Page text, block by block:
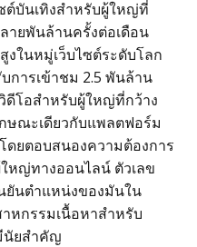
ต์บันเทิงสำหรับผู้ใหญ่ที่
ายพันล้านครั้งต่อเดือน
ในหมู่เว็บไซต์ระดับโลก
การเข้าชม 2.5 พันล้าน
ดีโอสำหรับผู้ใหญ่ที่กว้าง
ษณะเดียวกับแพลตฟอร์ม
ยตอบสนองความต้องการ
หญ่ทางออนไลน์ ตัวเลข
ยันตำแหน่งของมันใน
หกรรมเนื้อหาสำหรับ
นัยสำคัญ